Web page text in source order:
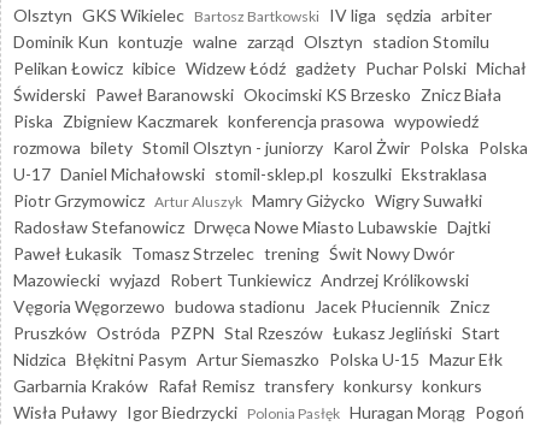
Olsztyn GKS Wikielec Bartosz Bartkowski IV liga sędzia arbiter
Dominik Kun kontuzje walne zarząd Olsztyn stadion Stomilu
Pelikan Łowicz kibice Widzew Łódź gadżety Puchar Polski Michał
Świderski Paweł Baranowski Okocimski KS Brzesko Znicz Biała
Piska Zbigniew Kaczmarek konferencja prasowa wypowiedź
rozmowa bilety Stomil Olsztyn - juniorzy Karol Żwir Polska Polska
U-17 Daniel Michałowski stomil-sklep.pl koszulki Ekstraklasa
Piotr Grzymowicz Artur Aluszyk Mamry Giżycko Wigry Suwałki
Radosław Stefanowicz Drwęca Nowe Miasto Lubawskie Dajtki
Paweł Łukasik Tomasz Strzelec trening Świt Nowy Dwór
Mazowiecki wyjazd Robert Tunkiewicz Andrzej Królikowski
Vęgoria Węgorzewo budowa stadionu Jacek Płuciennik Znicz
Pruszków Ostróda PZPN Stal Rzeszów Łukasz Jegliński Start
Nidzica Błękitni Pasym Artur Siemaszko Polska U-15 Mazur Ełk
Garbarnia Kraków Rafał Remisz transfery konkursy konkurs
Wisła Puławy Igor Biedrzycki Polonia Pasłęk Huragan Morąg Pogoń